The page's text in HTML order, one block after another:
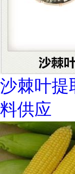
沙棘叶提
料供应